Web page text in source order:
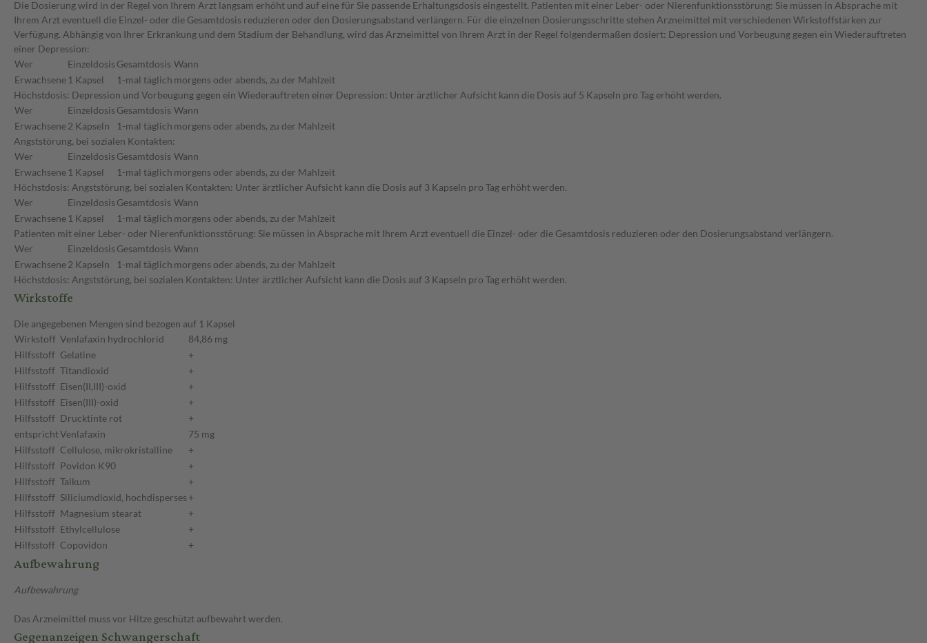
Die Dosierung wird in der Regel von Ihrem Arzt langsam erhöht und auf eine für Sie passende Erhaltungsdosis eingestellt. Patienten mit einer Leber- oder Nierenfunktionsstörung: Sie müssen in Absprache mit
Ihrem Arzt eventuell die Einzel- oder die Gesamtdosis reduzieren oder den Dosierungsabstand verlängern. Für die einzelnen Dosierungsschritte stehen Arzneimittel mit verschiedenen Wirkstoffstärken zur
Verfügung. Abhängig von Ihrer Erkrankung und dem Stadium der Behandlung, wird das Arzneimittel von Ihrem Arzt in der Regel folgendermaßen dosiert: Depression und Vorbeugung gegen ein Wiederauftreten
einer Depression:
Wer
Einzeldosis Gesamtdosis Wann
Erwachsene 1 Kapsel 1-mal täglich morgens oder abends, zu der Mahlzeit
Höchstdosis: Depression und Vorbeugung gegen ein Wiederauftreten einer Depression: Unter ärztlicher Aufsicht kann die Dosis auf 5 Kapseln pro Tag erhöht werden.
Wer
Einzeldosis Gesamtdosis Wann
Erwachsene2 Kapseln 1-mal täglich morgens oder abends, zu der Mahlzeit
Angststörung, bei sozialen Kontakten:
Wer
Einzeldosis Gesamtdosis Wann
Erwachsene 1 Kapsel 1-mal täglich morgens oder abends, zu der Mahlzeit
Höchstdosis: Angststörung, bei sozialen Kontakten: Unter ärztlicher Aufsicht kann die Dosis auf 3 Kapseln pro Tag erhöht werden.
Wer
Einzeldosis Gesamtdosis Wann
Erwachsene 1 Kapsel 1-mal täglich morgens oder abends, zu der Mahlzeit
Patienten mit einer Leber- oder Nierenfunktionsstörung: Sie müssen in Absprache mit Ihrem Arzt eventuell die Einzel- oder die Gesamtdosis reduzieren oder den Dosierungsabstand verlängern.
Wer
Einzeldosis Gesamtdosis Wann
Erwachsene2 Kapseln 1-mal täglich morgens oder abends, zu der Mahlzeit
Höchstdosis: Angststörung, bei sozialen Kontakten: Unter ärztlicher Aufsicht kann die Dosis auf 3 Kapseln pro Tag erhöht werden.
Wirkstoffe
Die angegebenen Mengen sind bezogen auf 1 Kapsel
Wirkstoff Venlafaxin hydrochlorid
84,86 mg
Hilfsstoff Gelatine
+
Hilfsstoff Titandioxid
+
Hilfsstoff Eisen(II,III)-oxid
+
Hilfsstoff Eisen(III)-oxid
+
Hilfsstoff Drucktinte rot
+
entsprichtVenlafaxin
75 mg
Hilfsstoff Cellulose, mikrokristalline
+
Hilfsstoff Povidon K90
+
Hilfsstoff Talkum
+
Hilfsstoff Siliciumdioxid, hochdisperses +
Hilfsstoff Magnesium stearat
+
Hilfsstoff Ethylcellulose
+
Hilfsstoff Copovidon +
Aufbewahrung
Aufbewahrung
Das Arzneimittel muss vor Hitze geschützt aufbewahrt werden.
Gegenanzeigen Schwangerschaft